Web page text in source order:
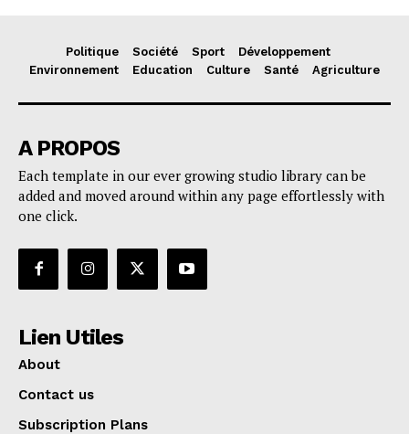
Politique Société Sport
Développement
Environnement
Education Culture Santé Agriculture
A PROPOS
Each template in our ever growing studio library can be
added and moved around within any page effortlessly with
one click.
Lien Utiles
About
Contact us
Subscription Plans